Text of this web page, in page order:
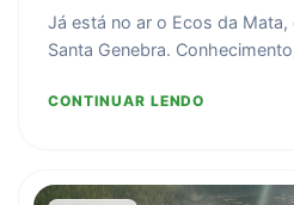
Já está no ar o Ecos da
Santa Genebra.
CONTINUAR LENDO